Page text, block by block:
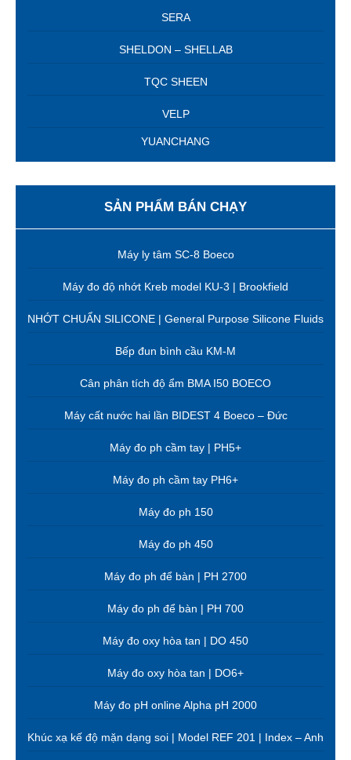
SERA
SHELDON – SHELLAB
TQC SHEEN
VELP
YUANCHANG
SẢN PHẨM BÁN CHẠY
Máy ly tâm SC-8 Boeco
Máy đo độ nhớt Kreb model KU-3 | Brookfield
NHỚT CHUẨN SILICONE | General Purpose Silicone Fluids
Bếp đun bình cầu KM-M
Cân phân tích độ ẩm BMA I50 BOECO
Máy cất nước hai lần BIDEST 4 Boeco – Đức
Máy đo ph cầm tay | PH5+
Máy đo ph cầm tay PH6+
Máy đo ph 150
Máy đo ph 450
Máy đo ph để bàn | PH 2700
Máy đo ph để bàn | PH 700
Máy đo oxy hòa tan | DO 450
Máy đo oxy hòa tan | DO6+
Máy đo pH online Alpha pH 2000
Khúc xạ kế độ mặn dạng soi | Model REF 201 | Index – Anh